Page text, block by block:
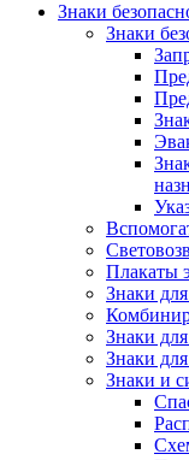
Знаки
Знаки
Плакаты
Знаки для
Знаки
Знаки
Знаки и